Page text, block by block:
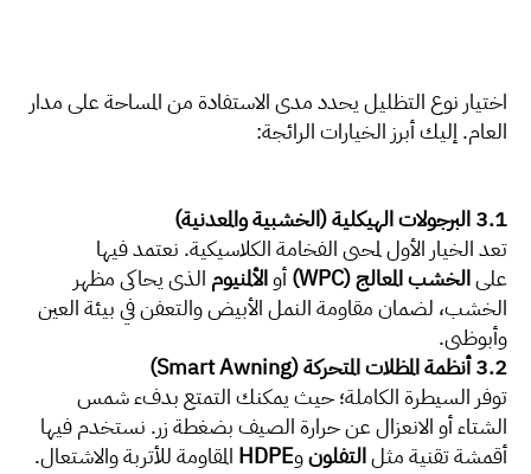
اختيار نوع التظليل يحدد مدى الاستفادة من المساحة على مدار
العام. إليك أبرز الخيارات الرائجة:
3.1 البرجولات الهيكلية (الخشبية والمعدنية)
تعد الخيار الأول لمحبي الفخامة الكلاسيكية. نعتمد فيها
علىالخشب المعالج (WPC) أوالألمنيوم الذي يحاكي مظهر
الخشب، لضمان مقاومة النمل الأبيض والتعفن في بيئة العين
وأبوظبي.
3.2 أنظمة المظلات المتحركة (Smart Awning)
توفر السيطرة الكاملة؛ حيث يمكنك التمتع بدفء شمس
الشتاء أو الانعزال عن حرارة الصيف بضغطة زر. نستخدم فيها
أقمشة تقنية مثلالتفلونوHDPE المقاومة للأتربة والاشتعال.